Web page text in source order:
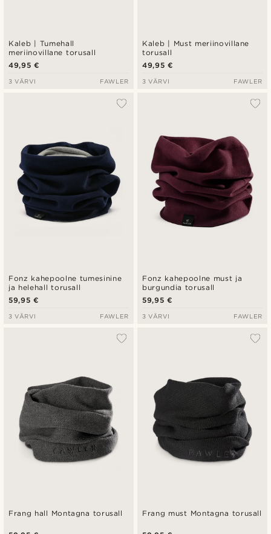
Kaleb | Tumehall
meriinovillane torusall
49,95 €
3 VÄRVI FAWLER
Kaleb | Must meriinovillane
torusall
49,95 €
3 VÄRVI FAWLER
Fonz kahepoolne tumesinine
ja helehall torusall
59,95 €
3 VÄRVI FAWLER
Fonz kahepoolne must ja
burgundia torusall
59,95 €
3 VÄRVI FAWLER
Frang hall Montagna torusall Frang must Montagna torusall